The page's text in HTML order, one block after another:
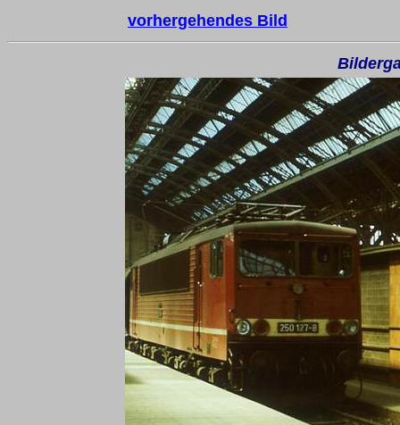
vorhergehendes Bild